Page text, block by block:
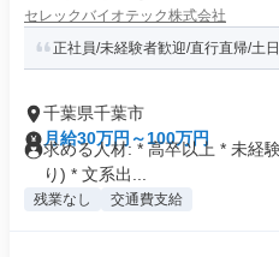
セレックバイオテック株式会社
正社員/未経験者歓迎/直行直帰/土
千葉県千葉市
月給30万円～100万円
求める人材: * 高卒以上 * 未経
り) * 文系出...
残業なし 交通費支給